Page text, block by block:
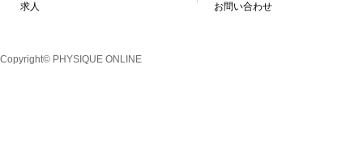
求人
お問い合わせ
Copyright© PHYSIQUE ONLINE